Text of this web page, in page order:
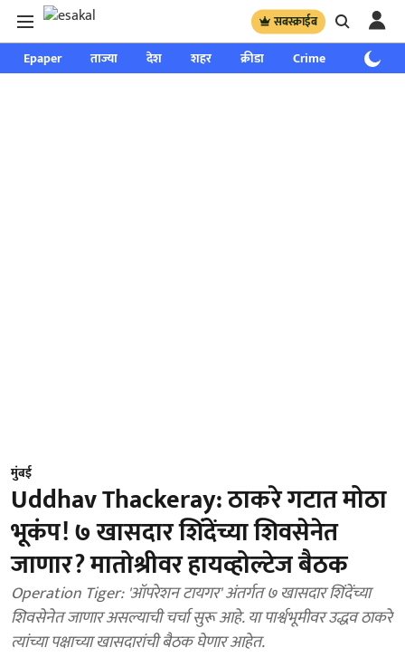
सबस्क्राईब
Epaper ताज्या देश शहर क्रीडा Crime साप्ताहिक
मुंबई
Uddhav Thackeray: ठाकरे गटात मोठा
भूकंप! ७ खासदार शिंदेंच्या शिवसेनेत
जाणार? मातोश्रीवर हायव्होल्टेज बैठक
Operation Tiger: 'ऑपरेशन टायगर' अंतर्गत ७ खासदार शिंदेंच्या
शिवसेनेत जाणार असल्याची चर्चा सुरू आहे. या पार्श्वभूमीवर उद्धव ठाकरे
त्यांच्या पक्षाच्या खासदारांची बैठक घेणार आहेत.